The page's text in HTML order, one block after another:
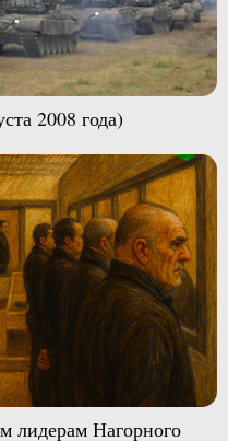
2008 года)
лидерам Нагорного